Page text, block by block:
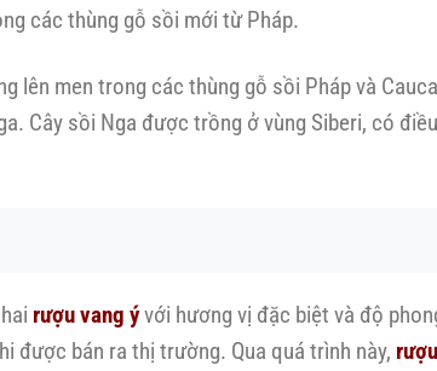
các thùng gỗ sồi mới từ Pháp.
lên men trong các thùng gỗ sồi Pháp và
Cây sồi Nga được trồng ở vùng Siberi, có
rượu vang ývới hương vị đặc biệt và độ
được bán ra thị trường. Qua quá trình này,